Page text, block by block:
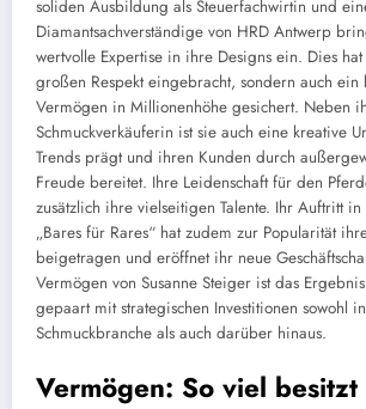
soliden Ausbildung als Steuerfachwirtin und
Diamantsachverständige von HRD Antwerp
wertvolle Expertise in ihre Designs ein. Dies
großen Respekt eingebracht, sondern auch ein
Vermögen in Millionenhöhe gesichert. Neben
Schmuckverkäuferin ist sie auch eine kreative
Trends prägt und ihren Kunden durch
Freude bereitet. Ihre Leidenschaft für den
zusätzlich ihre vielseitigen Talente. Ihr Auftritt in
„Bares für Rares“ hat zudem zur Popularität
beigetragen und eröffnet ihr neue
Vermögen von Susanne Steiger ist das
gepaart mit strategischen Investitionen sowohl
Schmuckbranche als auch darüber hinaus.
Vermögen: So viel